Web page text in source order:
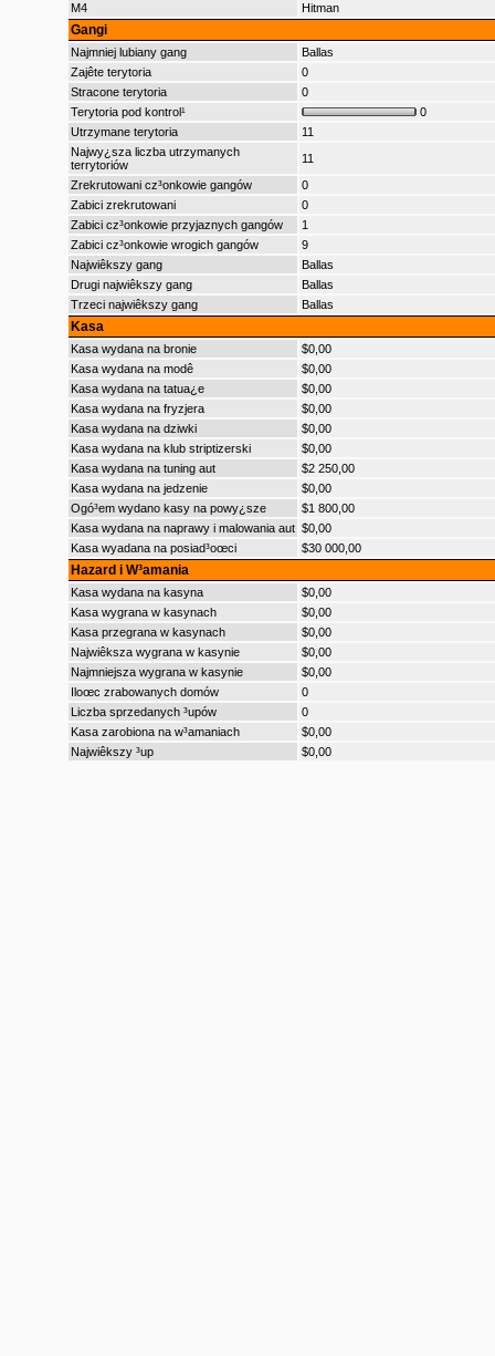
M4
Hitman
Gangi
Najmniej lubiany gang
Ballas
Zajête terytoria
0
Stracone terytoria
0
Terytoria pod kontrol¹
0
Utrzymane terytoria
11
Najwy¿sza liczba utrzymanych
terrytoriów
11
Zrekrutowani cz³onkowie gangów
0
Zabici zrekrutowani
0
Zabici cz³onkowie przyjaznych gangów
1
Zabici cz³onkowie wrogich gangów
9
Najwiêkszy gang
Ballas
Drugi najwiêkszy gang
Ballas
Trzeci najwiêkszy gang
Ballas
Kasa
Kasa wydana na bronie
$0,00
Kasa wydana na modê
$0,00
Kasa wydana na tatua¿e
$0,00
Kasa wydana na fryzjera
$0,00
Kasa wydana na dziwki
$0,00
Kasa wydana na klub striptizerski
$0,00
Kasa wydana na tuning aut
$2 250,00
Kasa wydana na jedzenie
$0,00
Ogó³em wydano kasy na powy¿sze
$1 800,00
Kasa wydana na naprawy i malowania aut $0,00
Kasa wyadana na posiad³oœci
$30 000,00
Hazard i W³amania
Kasa wydana na kasyna
$0,00
Kasa wygrana w kasynach
$0,00
Kasa przegrana w kasynach
$0,00
Najwiêksza wygrana w kasynie
$0,00
Najmniejsza wygrana w kasynie
$0,00
Iloœc zrabowanych domów
0
Liczba sprzedanych ³upów
0
Kasa zarobiona na w³amaniach
$0,00
Najwiêkszy ³up
$0,00